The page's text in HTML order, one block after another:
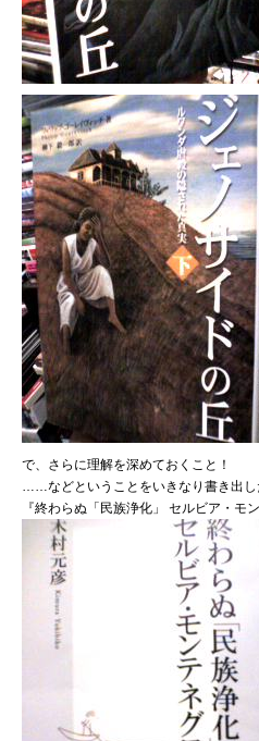
で、さらに理解を深めておくこと！
……などということをいきなり書き出し
『終わらぬ「民族浄化」 セルビア・モ